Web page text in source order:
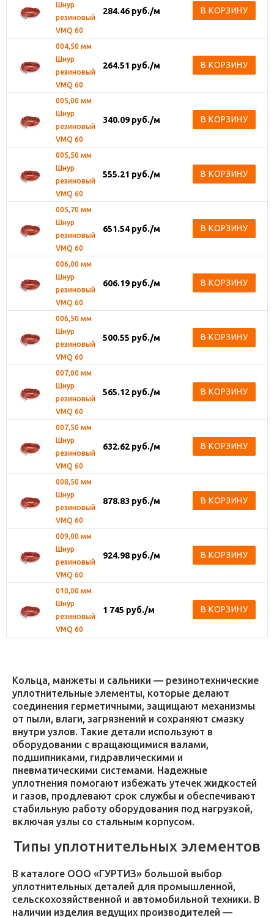
Шнур
резиновый
VMQ 60
284.46 руб./м В КОРЗИНУ
004,50 мм
Шнур
резиновый
VMQ 60
264.51 руб./м В КОРЗИНУ
005,00 мм
Шнур
резиновый
VMQ 60
340.09 руб./м В КОРЗИНУ
005,50 мм
Шнур
резиновый
VMQ 60
555.21 руб./м В КОРЗИНУ
005,70 мм
Шнур
резиновый
VMQ 60
651.54 руб./м В КОРЗИНУ
006,00 мм
Шнур
резиновый
VMQ 60
606.19 руб./м В КОРЗИНУ
006,50 мм
Шнур
резиновый
VMQ 60
500.55 руб./м В КОРЗИНУ
007,00 мм
Шнур
резиновый
VMQ 60
565.12 руб./м В КОРЗИНУ
007,50 мм
Шнур
резиновый
VMQ 60
632.62 руб./м В КОРЗИНУ
008,50 мм
Шнур
резиновый
VMQ 60
878.83 руб./м В КОРЗИНУ
009,00 мм
Шнур
резиновый
VMQ 60
924.98 руб./м В КОРЗИНУ
010,00 мм
Шнур
резиновый
VMQ 60
1 745 руб./м В КОРЗИНУ
Кольца, манжеты и сальники — резинотехнические
уплотнительные элементы, которые делают
соединения герметичными, защищают механизмы
от пыли, влаги, загрязнений и сохраняют смазку
внутри узлов. Такие детали используют в
оборудовании с вращающимися валами,
подшипниками, гидравлическими и
пневматическими системами. Надежные
уплотнения помогают избежать утечек жидкостей
и газов, продлевают срок службы и обеспечивают
стабильную работу оборудования под нагрузкой,
включая узлы со стальным корпусом.
Типы уплотнительных элементов
В каталоге ООО «ГУРТИЗ» большой выбор
уплотнительных деталей для промышленной,
сельскохозяйственной и автомобильной техники. В
наличии изделия ведущих производителей —